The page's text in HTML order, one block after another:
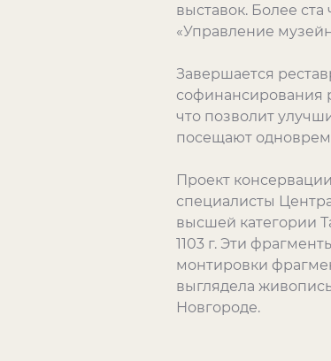
выставок. Более
«Управление
Завершается
софинансирования
что позволит
посещают
Проект
специалисты
высшей категории
1103 г. Эти
монтировки
выглядела
Новгороде.